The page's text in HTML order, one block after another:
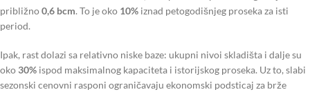
približno0,6 bcm. To je oko 10% iznad petogodišnjeg proseka za isti
period.
Ipak, rast dolazi sa relativno niske baze: ukupni nivoi skladišta i dalje su
oko30% ispod maksimalnog kapaciteta i istorijskog proseka. Uz to, slabi
sezonski cenovni rasponi ograničavaju ekonomski podsticaj za brže